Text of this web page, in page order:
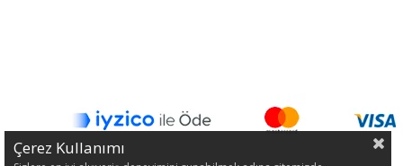
Çerez Kullanımı